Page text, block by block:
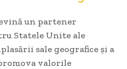
un partener
Statele Unite ale
sale geografice și a
valorile